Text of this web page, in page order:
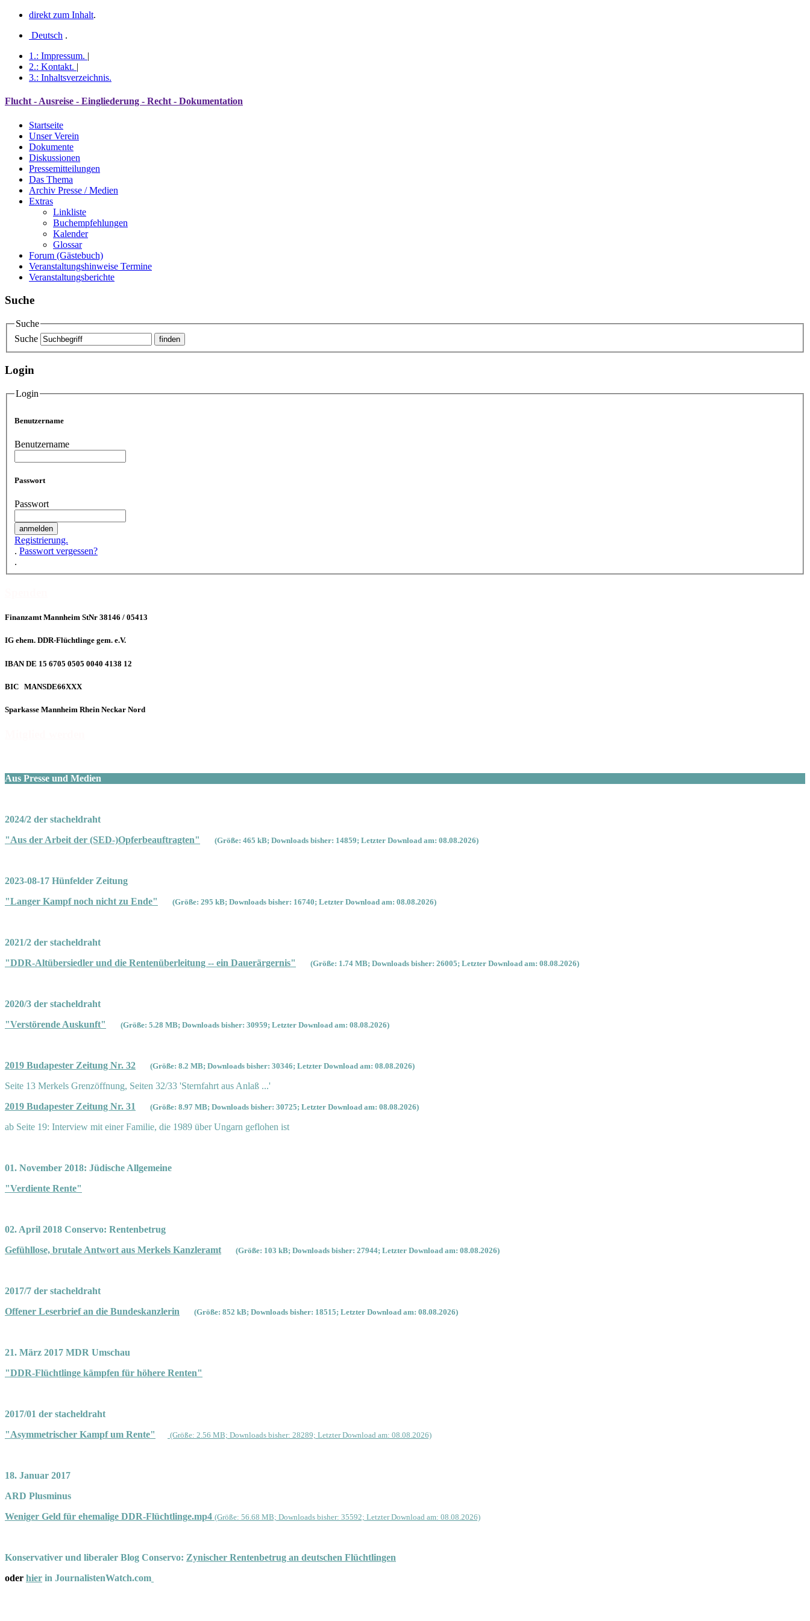
direkt zum Inhalt.
Deutsch .
1.: Impressum. |
2.: Kontakt. |
3.: Inhaltsverzeichnis.
Flucht - Ausreise - Eingliederung - Recht - Dokumentation
Startseite
Unser Verein
Dokumente
Diskussionen
Pressemitteilungen
Das Thema
Archiv Presse / Medien
Extras
Linkliste
Buchempfehlungen
Kalender
Glossar
Forum (Gästebuch)
Veranstaltungshinweise Termine
Veranstaltungsberichte
Suche
Suche
Suche
Login
Login
Benutzername
Benutzername
Passwort
Passwort
Registrierung.
. Passwort vergessen?
.
Finanzamt Mannheim StNr 38146 / 05413
IG ehem. DDR-Flüchtlinge gem. e.V.
IBAN DE 15 6705 0505 0040 4138 12
BIC MANSDE66XXX
Sparkasse Mannheim Rhein Neckar Nord
Aus Presse und Medien
2024/2 der stacheldraht
"Aus der Arbeit der (SED-)Opferbeauftragten"
(Größe: 465 kB; Downloads bisher: 14859; Letzter Download am: 08.08.2026)
2023-08-17 Hünfelder Zeitung
"Langer Kampf noch nicht zu Ende"
(Größe: 295 kB; Downloads bisher: 16740; Letzter Download am: 08.08.2026)
2021/2 der stacheldraht
"DDR-Altübersiedler und die Rentenüberleitung -- ein Dauerärgernis"
(Größe: 1.74 MB; Downloads bisher: 26005; Letzter Download am: 08.08.2026)
2020/3 der stacheldraht
"Verstörende Auskunft"
(Größe: 5.28 MB; Downloads bisher: 30959; Letzter Download am: 08.08.2026)
2019 Budapester Zeitung Nr. 32 (Größe: 8.2 MB; Downloads bisher: 30346; Letzter Download am: 08.08.2026)
Seite 13 Merkels Grenzöffnung, Seiten 32/33 'Sternfahrt aus Anlaß ...'
2019 Budapester Zeitung Nr. 31
(Größe: 8.97 MB; Downloads bisher: 30725; Letzter Download am: 08.08.2026)
ab Seite 19: Interview mit einer Familie, die 1989 über Ungarn geflohen ist
01. November 2018: Jüdische Allgemeine
"Verdiente Rente"
02. April 2018 Conservo: Rentenbetrug
Gefühllose, brutale Antwort aus Merkels Kanzleramt
(Größe: 103 kB; Downloads bisher: 27944; Letzter Download am: 08.08.2026)
2017/7 der stacheldraht
Offener Leserbrief an die Bundeskanzlerin
(Größe: 852 kB; Downloads bisher: 18515; Letzter Download am: 08.08.2026)
21. März 2017 MDR Umschau
"DDR-Flüchtlinge kämpfen für höhere Renten"
2017/01 der stacheldraht
"Asymmetrischer Kampf um Rente"
(Größe: 2.56 MB; Downloads bisher: 28289; Letzter Download am: 08.08.2026)
18. Januar 2017
ARD Plusminus
Weniger Geld für ehemalige DDR-Flüchtlinge.mp4 (Größe: 56.68 MB; Downloads bisher: 35592; Letzter Download am: 08.08.2026)
Konservativer und liberaler Blog Conservo: Zynischer Rentenbetrug an deutschen Flüchtlingen
oder hier in JournalistenWatch.com